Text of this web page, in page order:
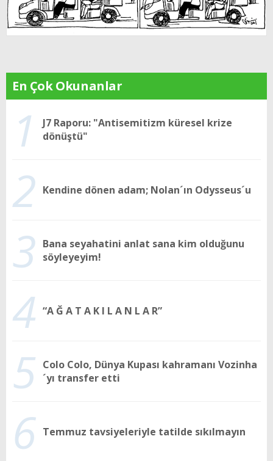
En Çok Okunanlar
1
J7 Raporu: "Antisemitizm küresel krize
dönüştü"
2 Kendine dönen adam; Nolan´ın Odysseus´u
3 Bana seyahatini anlat sana kim olduğunu
söyleyeyim!
4 “A Ğ A T A K I L A N L A R”
5 Colo Colo, Dünya Kupası kahramanı Vozinha
´yı transfer etti
6 Temmuz tavsiyeleriyle tatilde sıkılmayın